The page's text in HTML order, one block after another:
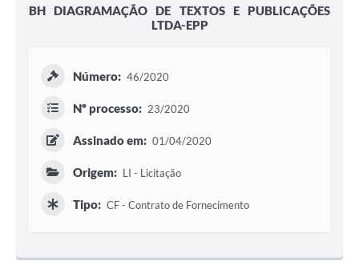
BH DIAGRAMAÇÃO DE TEXTOS E PUBLICAÇÕES
LTDA-EPP
Número: 46/2020
Nº processo: 23/2020
Assinado em: 01/04/2020
Origem: LI - Licitação
Tipo: CF - Contrato de Fornecimento